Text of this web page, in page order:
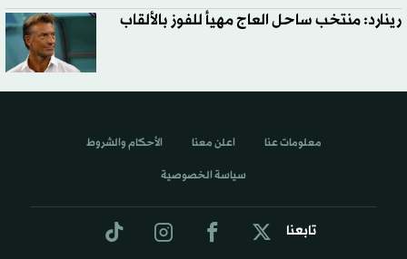
رينارد: منتخب ساحل العاج مهيأ للفوز بالألقاب
تابعنا
معلومات عنا اعلن معنا الأحكام والشروط
سياسة الخصوصية